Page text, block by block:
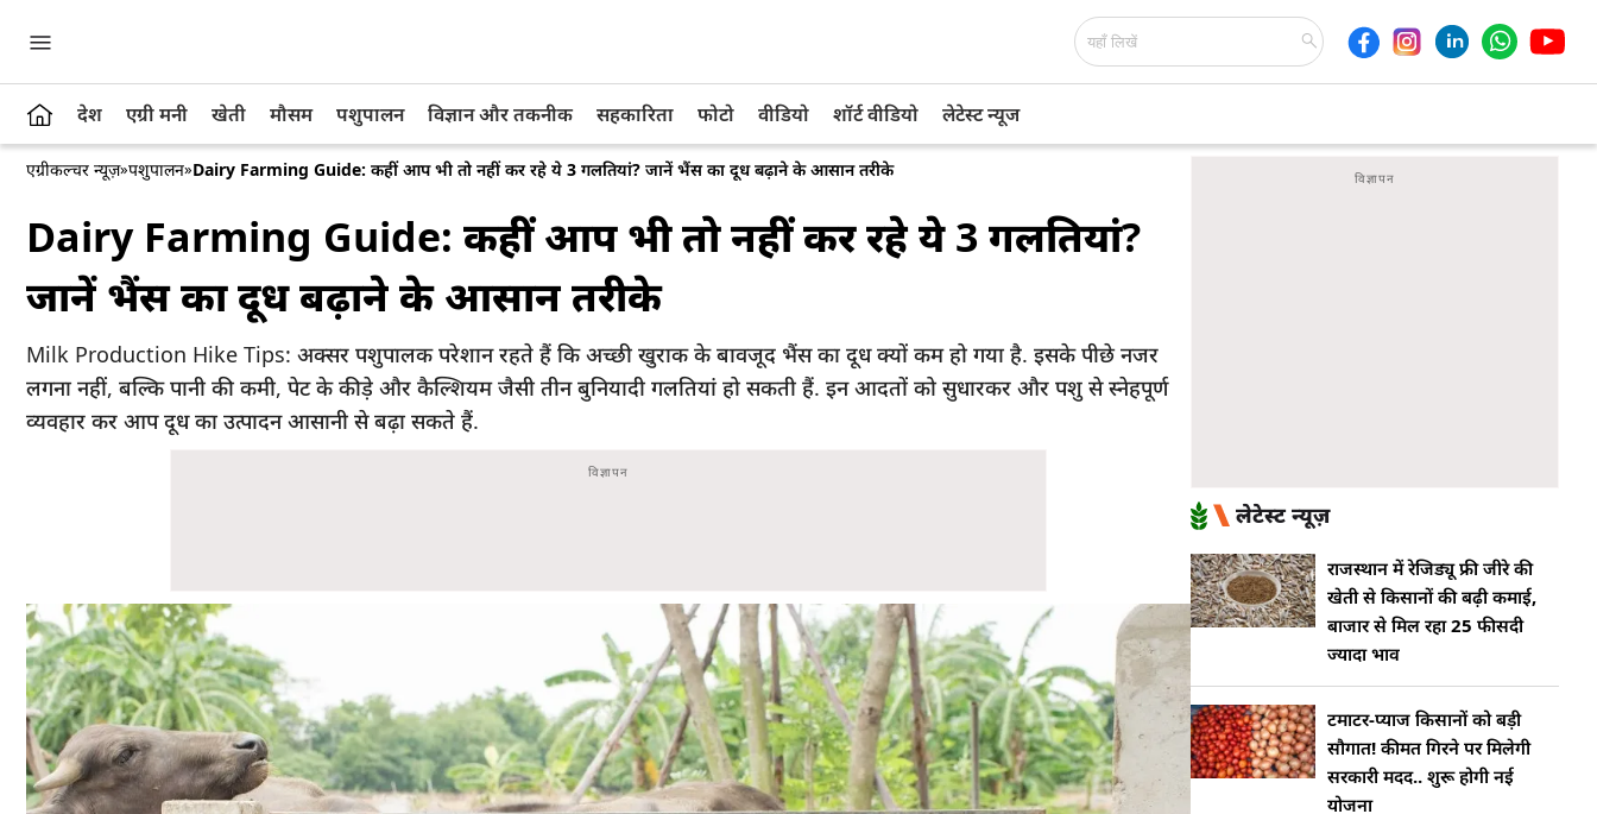
देश एग्री मनी खेती मौसम पशुपालन विज्ञान और तकनीक सहकारिता फोटो वीडियो शॉर्ट वीडियो लेटेस्ट न्यूज
एग्रीकल्चर न्यूज़»पशुपालन»Dairy Farming Guide: कहीं आप भी तो नहीं कर रहे ये 3 गलतियां? जानें भैंस का दूध बढ़ाने के आसान तरीके
Dairy Farming Guide: कहीं आप भी तो नहीं कर रहे ये 3 गलतियां?
जानें भैंस का दूध बढ़ाने के आसान तरीके
Milk Production Hike Tips: अक्सर पशुपालक परेशान रहते हैं कि अच्छी खुराक के बावजूद भैंस का दूध क्यों कम हो गया है. इसके पीछे नजर
लगना नहीं, बल्कि पानी की कमी, पेट के कीड़े और कैल्शियम जैसी तीन बुनियादी गलतियां हो सकती हैं. इन आदतों को सुधारकर और पशु से स्नेहपूर्ण
व्यवहार कर आप दूध का उत्पादन आसानी से बढ़ा सकते हैं.
लेटेस्ट न्यूज़
राजस्थान में रेजिड्यू फ्री जीरे की
खेती से किसानों की बढ़ी कमाई,
बाजार से मिल रहा 25 फीसदी
ज्यादा भाव
टमाटर-प्याज किसानों को बड़ी
सौगात! कीमत गिरने पर मिलेगी
सरकारी मदद.. शुरू होगी नई
योजना